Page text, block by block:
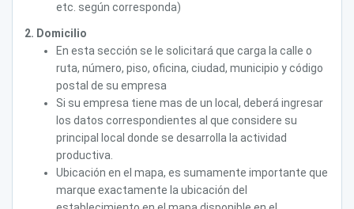
etc. según corresponda)
2. Domicilio
En esta sección se le solicitará que carga la calle o
ruta, número, piso, oficina, ciudad, municipio y código
postal de su empresa
Si su empresa tiene mas de un local, deberá ingresar
los datos correspondientes al que considere su
principal local donde se desarrolla la actividad
productiva.
Ubicación en el mapa, es sumamente importante que
marque exactamente la ubicación del